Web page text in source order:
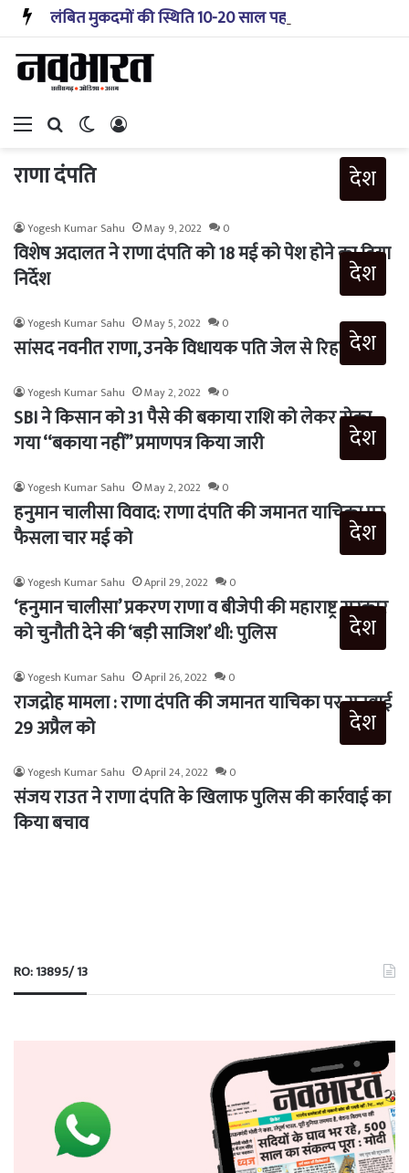
Menu Search forSwitch skin
राणा दंपति देश
Yogesh Kumar Sahu May 9, 2022 0
विशेष अदालत ने राणा दंपति को 18 मई को पेश होने का दिया
निर्देश
देश
Yogesh Kumar Sahu May 5, 2022 0
सांसद नवनीत राणा, उनके विधायक पति जेल से रिहा देश
Yogesh Kumar Sahu May 2, 2022 0
SBI ने किसान को 31 पैसे की बकाया राशि को लेकर रोका
गया ‘‘बकाया नहीं’’ प्रमाणपत्र किया जारी
देश
Yogesh Kumar Sahu May 2, 2022 0
हनुमान चालीसा विवाद: राणा दंपति की जमानत याचिका पर
फैसला चार मई को
देश
Yogesh Kumar Sahu April 29, 2022 0
‘हनुमान चालीसा’ प्रकरण राणा व बीजेपी की महाराष्ट्र सरकार
को चुनौती देने की ‘बड़ी साजिश’ थी: पुलिस
देश
Yogesh Kumar Sahu April 26, 2022 0
राजद्रोह मामला : राणा दंपति की जमानत याचिका पर सुनवाई
29 अप्रैल को
देश
Yogesh Kumar Sahu April 24, 2022 0
संजय राउत ने राणा दंपति के खिलाफ पुलिस की कार्रवाई का
किया बचाव
RO: 13895/ 13